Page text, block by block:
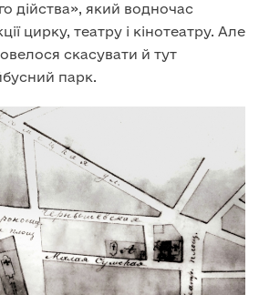
дійства», який водночас
цирку, театру і кінотеатру. Але
скасувати й тут
парк.